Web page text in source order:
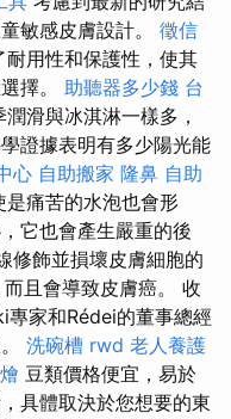
敏感皮膚設計。 徵信
用性和保護性，使其
擇。 助聽器多少錢 台
滑與冰淇淋一樣多，
證據表明有多少陽光能
心 自助搬家 隆鼻 自助
痛苦的水泡也會形
它也會產生嚴重的後
修飾並損壞皮膚細胞的
且會導致皮膚癌。 收
家和Rédei的董事總經
洗碗槽 rwd 老人養護
豆類價格便宜，易於
具體取決於您想要的東